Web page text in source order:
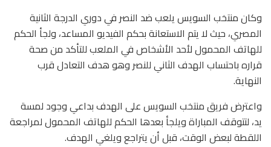
وكان منتخب السويس يلعب ضد النصر في دوري الدرجة الثانية
المصري، حيث لا يتم الاستعانة بحكم الفيديو المساعد، ولجأ الحكم
للهاتف المحمول لأحد الأشخاص في الملعب للتأكد من صحة
قراره باحتساب الهدف الثاني للنصر وهو هدف التعادل قرب
النهاية.
واعترض فريق منتخب السويس على الهدف بداعي وجود لمسة
يد، لتتوقف المباراة ويلجأ بعدها الحكم للهاتف المحمول لمراجعة
اللقطة لبعض الوقت، قبل أن يتراجع ويلغي الهدف.